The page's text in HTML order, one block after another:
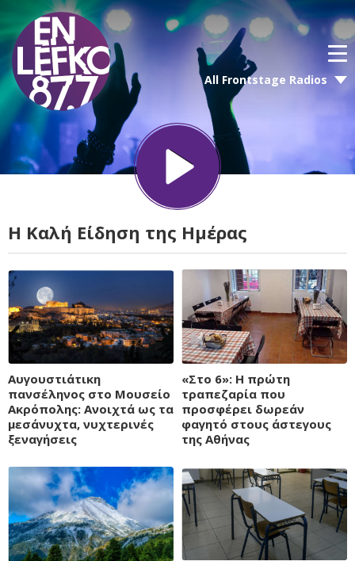
All Frontstage Radios
Η Καλή Είδηση της Ημέρας
Αυγουστιάτικη
πανσέληνος στο Μουσείο
Ακρόπολης: Ανοιχτά ως τα
μεσάνυχτα, νυχτερινές
ξεναγήσεις
«Στο 6»: Η πρώτη
τραπεζαρία που
προσφέρει δωρεάν
φαγητό στους άστεγους
της Αθήνας